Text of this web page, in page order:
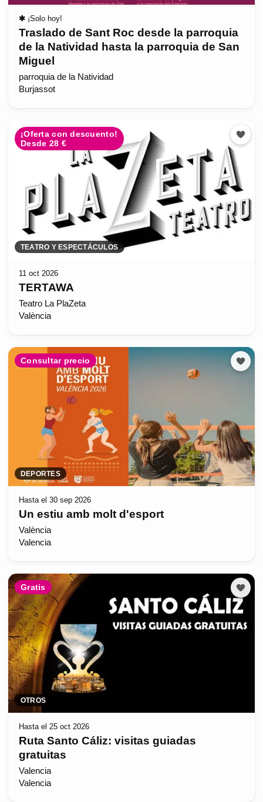
✱ ¡Solo hoy!
Traslado de Sant Roc desde la parroquia
de la Natividad hasta la parroquia de San
Miguel
parroquia de la Natividad
Burjassot
¡Oferta con descuento!
Desde 28 €
TEATRO Y ESPECTÁCULOS
11 oct 2026
TERTAWA
Teatro La PlaZeta
València
Consultar precio
DEPORTES
Hasta el 30 sep 2026
Un estiu amb molt d'esport
València
Valencia
Gratis
OTROS
Hasta el 25 oct 2026
Ruta Santo Cáliz: visitas guiadas
gratuitas
Valencia
Valencia